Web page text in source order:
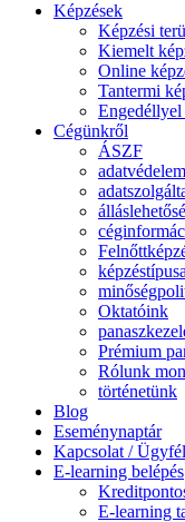
Képzések
Képzési
Kiemelt
Online
Tantermi
Engedéllyel
Cégünkről
ÁSZF
adatvédelem
Oktatóink
Prémium
Rólunk
történetünk
Blog
Eseménynaptár
Kapcsolat /
E-learning belépés
E-learning